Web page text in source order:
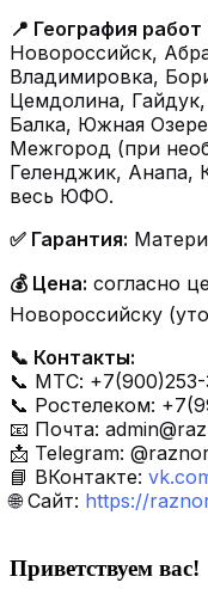
📍 География
Новороссийск,
Владимировка,
Цемдолина,
Балка, Южная
Межгород (при
Геленджик, Анапа,
весь ЮФО.
✅ Гарантия:
💰 Цена: согласно
Новороссийску
📞 Контакты:
📞 МТС: +7(900)253-
📞 Ростелеком:
📧 Почта:
📩 Telegram:
📘 ВКонтакте:
🌐 Сайт: https://
Приветствуем вас!